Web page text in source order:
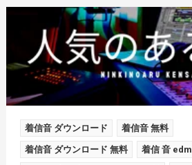
着信音 ダウンロード 着信音 無料
着信音 ダウンロード 無料 着信 音 edm